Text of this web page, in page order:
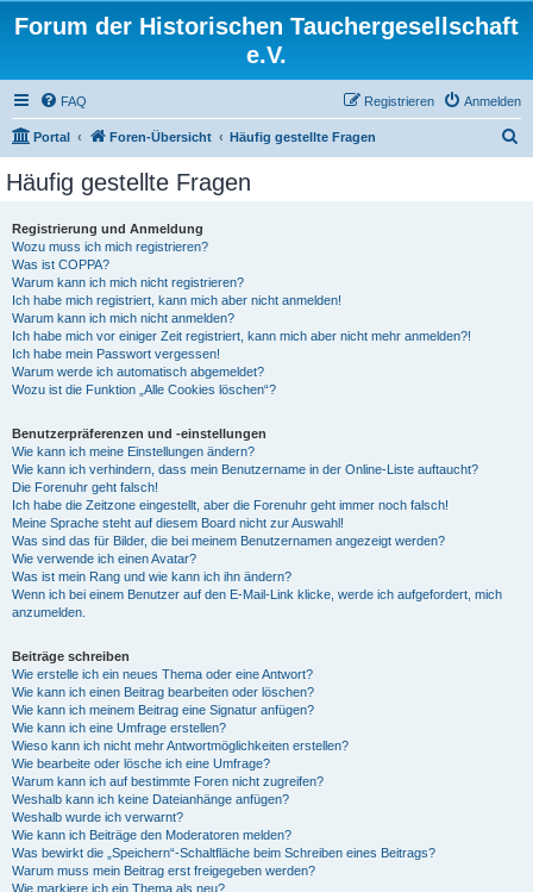
Forum der Historischen Tauchergesellschaft
e.V.
FAQ Anmelden
Registrieren
Portal Foren-Übersicht Häufig gestellte Fragen
Häufig gestellte Fragen
Registrierung und Anmeldung
Wozu muss ich mich registrieren?
Was ist COPPA?
Warum kann ich mich nicht registrieren?
Ich habe mich registriert, kann mich aber nicht anmelden!
Warum kann ich mich nicht anmelden?
Ich habe mich vor einiger Zeit registriert, kann mich aber nicht mehr anmelden?!
Ich habe mein Passwort vergessen!
Warum werde ich automatisch abgemeldet?
Wozu ist die Funktion „Alle Cookies löschen“?
Benutzerpräferenzen und -einstellungen
Wie kann ich meine Einstellungen ändern?
Wie kann ich verhindern, dass mein Benutzername in der Online-Liste auftaucht?
Die Forenuhr geht falsch!
Ich habe die Zeitzone eingestellt, aber die Forenuhr geht immer noch falsch!
Meine Sprache steht auf diesem Board nicht zur Auswahl!
Was sind das für Bilder, die bei meinem Benutzernamen angezeigt werden?
Wie verwende ich einen Avatar?
Was ist mein Rang und wie kann ich ihn ändern?
Wenn ich bei einem Benutzer auf den E-Mail-Link klicke, werde ich aufgefordert, mich
anzumelden.
Beiträge schreiben
Wie erstelle ich ein neues Thema oder eine Antwort?
Wie kann ich einen Beitrag bearbeiten oder löschen?
Wie kann ich meinem Beitrag eine Signatur anfügen?
Wie kann ich eine Umfrage erstellen?
Wieso kann ich nicht mehr Antwortmöglichkeiten erstellen?
Wie bearbeite oder lösche ich eine Umfrage?
Warum kann ich auf bestimmte Foren nicht zugreifen?
Weshalb kann ich keine Dateianhänge anfügen?
Weshalb wurde ich verwarnt?
Wie kann ich Beiträge den Moderatoren melden?
Was bewirkt die „Speichern“-Schaltfläche beim Schreiben eines Beitrags?
Warum muss mein Beitrag erst freigegeben werden?
Wie markiere ich ein Thema als neu?